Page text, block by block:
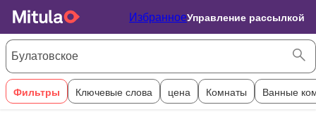
ИзбранноеУправление рассылкой
Фильтры Ключевые слова цена Комнаты Ванные